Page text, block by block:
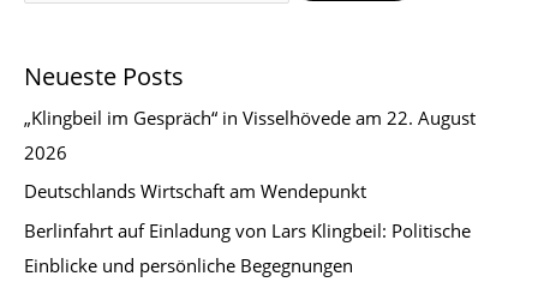
Neueste Posts
„Klingbeil im Gespräch“ in Visselhövede am 22. August
2026
Deutschlands Wirtschaft am Wendepunkt
Berlinfahrt auf Einladung von Lars Klingbeil: Politische
Einblicke und persönliche Begegnungen